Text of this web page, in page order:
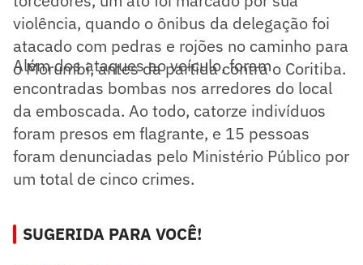
violência, quando o ônibus da delegação foi
atacado com pedras e rojões no caminho para
o Morumbi, antes da partida contra o Coritiba.
Além dos ataques ao veículo, foram
encontradas bombas nos arredores do local
da emboscada. Ao todo, catorze indivíduos
foram presos em flagrante, e 15 pessoas
foram denunciadas pelo Ministério Público por
um total de cinco crimes.
SUGERIDA PARA VOCÊ!